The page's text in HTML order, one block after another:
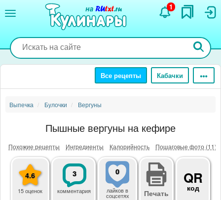
содержанию
1
Все рецепты Кабачки
Выпечка Булочки Вергуны
Пышные вергуны на кефире
Похожие рецепты Ингредиенты Калорийность Пошаговые фото (11)
4.6
15 оценок
3
комментария
0
лайковв
соцсетях Печать
QR
код